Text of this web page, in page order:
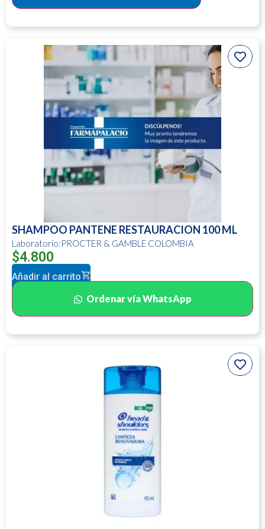
SHAMPOO PANTENE RESTAURACION 100 ML
Laboratorio:PROCTER & GAMBLE COLOMBIA
$4.800
Añadir al carrito
Ordenar vía WhatsApp